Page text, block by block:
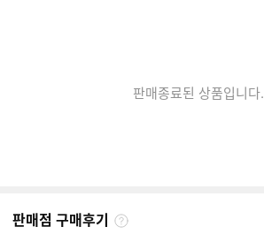
판매종료된 상품입니다.
판매점 구매후기
구